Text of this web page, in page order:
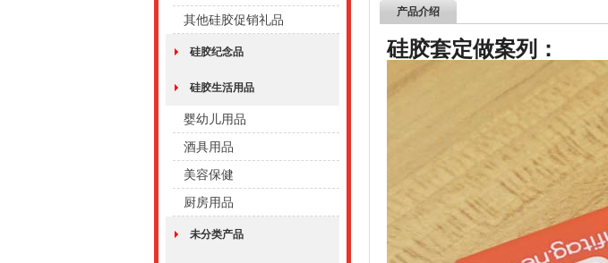
其他硅胶促销礼品
硅胶纪念品
硅胶生活用品
婴幼儿用品
酒具用品
美容保健
厨房用品
未分类产品
产品介绍
硅胶套定做案列：